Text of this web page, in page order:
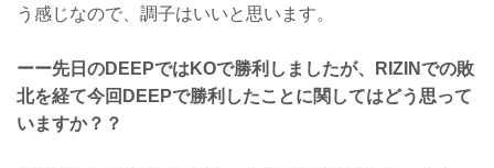
う感じなので、調子はいいと思います。
ーー先日のDEEPではKOで勝利しましたが、RIZINでの敗
北を経て今回DEEPで勝利したことに関してはどう思って
いますか？？